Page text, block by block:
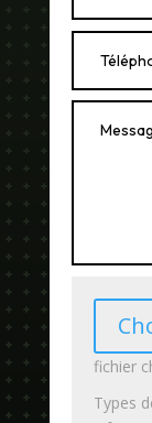
fichier
Types